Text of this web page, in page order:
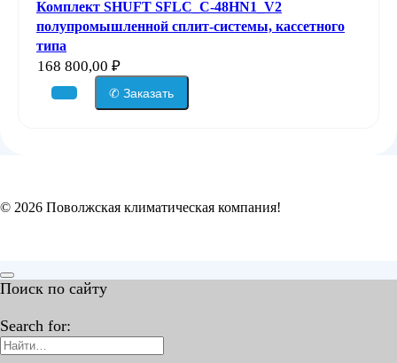
Комплект SHUFT SFLC_C-48HN1_V2
полупромышленной сплит-системы, кассетного
типа
168 800,00 ₽
✆ Заказать
© 2026 Поволжская климатическая компания!
Поиск по сайту
Search for: